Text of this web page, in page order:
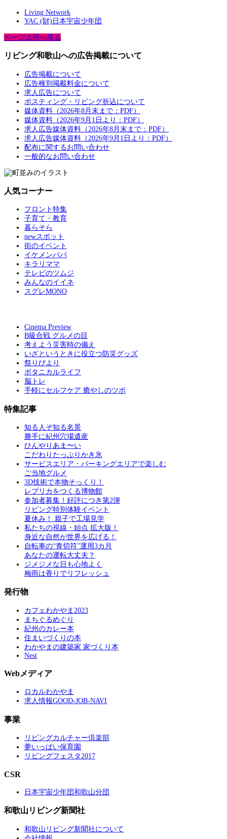
Living Network
YAC (財)日本宇宙少年団
ページ上部へ戻る
リビング和歌山への広告掲載について
広告掲載について
広告種別掲載料金について
求人広告について
ポスティング・リビング折込について
媒体資料（2026年8月末まで：PDF）
媒体資料（2026年9月1日より：PDF）
求人広告媒体資料（2026年8月末まで：PDF）
求人広告媒体資料（2026年9月1日より：PDF）
配布に関するお問い合わせ
一般的なお問い合わせ
人気コーナー
フロント特集
子育て・教育
暮らそら
newスポット
街のイベント
イケメンパパ
キラリママ
テレビのツムジ
みんなのイイネ
スグレMONO
Cinema Preview
B級合戦 グルメの目
考えよう災害時の備え
いざというときに役立つ防災グッズ
祭りびより
ボタニカルライフ
脳トレ
手軽にセルフケア 癒やしのツボ
特集記事
知る人ぞ知る名景
勝手に紀州穴場遺産
ひんやりあま〜い
こだわりたっぷりかき氷
サービスエリア・パーキングエリアで楽しむ
ご当地グルメ
3D技術で本物そっくり！
レプリカをつくる博物館
参加者募集！好評につき第2弾
リビング特別体験イベント
夏休み！ 親子で工場見学
私たちの視線・始点 拡大版！
身近な自然が世界を広げる！
自転車の“青切符”運用3カ月
あなたの運転大丈夫？
ジメジメな日も心地よく
梅雨は香りでリフレッシュ
発行物
カフェわかやま2023
まちぐるめぐり
紀州のカレー本
住まいづくりの本
わかやまの建築家 家づくり本
Nest
Webメディア
ロカルわかやま
求人情報GOOD-JOB-NAVI
事業
リビングカルチャー倶楽部
夢いっぱい保育園
リビングフェスタ2017
CSR
日本宇宙少年団和歌山分団
和歌山リビング新聞社
和歌山リビング新聞社について